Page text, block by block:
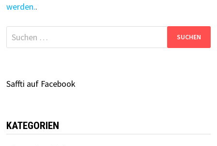
werden..
Suchen
nach:
Saffti auf Facebook
KATEGORIEN